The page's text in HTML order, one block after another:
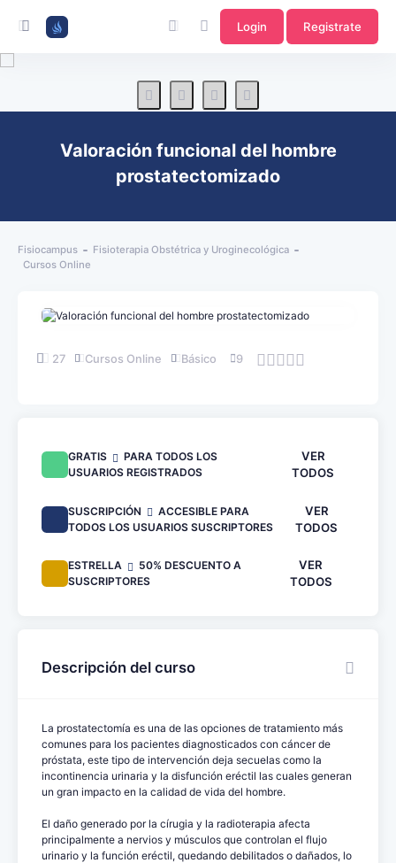
Login Registrate
Valoración funcional del hombre
prostatectomizado
Fisiocampus
Fisioterapia Obstétrica y Uroginecológica
Cursos Online
27 Cursos Online Básico 9
GRATIS
PARA TODOS LOS
USUARIOS REGISTRADOS
VER
TODOS
SUSCRIPCIÓN
ACCESIBLE PARA
TODOS LOS USUARIOS SUSCRIPTORES
VER
TODOS
ESTRELLA
50% DESCUENTO A
SUSCRIPTORES
VER
TODOS
Descripción del curso
La prostatectomía es una de las opciones de tratamiento más
comunes para los pacientes diagnosticados con cáncer de
próstata, este tipo de intervención deja secuelas como la
incontinencia urinaria y la disfunción eréctil las cuales generan
un gran impacto en la calidad de vida del hombre.
El daño generado por la círugia y la radioterapia afecta
principalmente a nervios y músculos que controlan el flujo
urinario y la función eréctil, quedando debilitados o dañados, lo